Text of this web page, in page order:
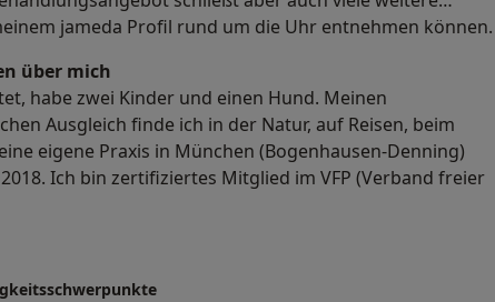
jameda Profil rund um die Uhr entnehmen können.
über mich
habe zwei Kinder und einen Hund. Meinen
Ausgleich finde ich in der Natur, auf Reisen, beim
eigene Praxis in München (Bogenhausen-Denning)
Ich bin zertifiziertes Mitglied im VFP (Verband freier